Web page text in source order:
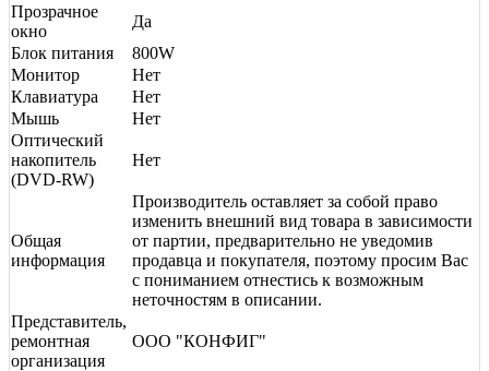
Прозрачное
окно
Да
Блок питания
800W
Монитор
Нет
Клавиатура
Нет
Мышь
Нет
Оптический
накопитель
(DVD-RW)
Нет
Общая
информация
Производитель оставляет за собой право
изменить внешний вид товара в зависимости
от партии, предварительно не уведомив
продавца и покупателя, поэтому просим Вас
с пониманием отнестись к возможным
неточностям в описании.
Представитель,
ремонтная
организация
ООО "КОНФИГ"